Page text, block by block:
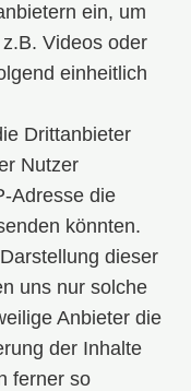
ein, um
Videos oder
einheitlich
Drittanbieter
Nutzer
Adresse die
könnten.
dieser
uns nur solche
Anbieter die
der Inhalte
ferner so